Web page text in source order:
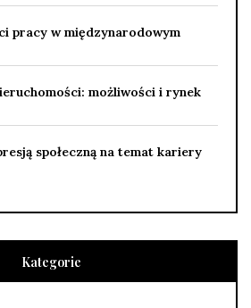
pracy w międzynarodowym
możliwości i rynek
społeczną na temat kariery
Kategorie